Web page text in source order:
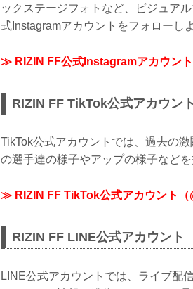
ックステージフォトなど、ビジュア
式Instagramアカウントをフォローし
≫ RIZIN FF公式Instagramアカウント
RIZIN FF TikTok公式アカウント
TikTok公式アカウントでは、過去の
の選手達の様子やアップの様子など
≫ RIZIN FF TikTok公式アカウント（
RIZIN FF LINE公式アカウント
LINE公式アカウントでは、ライブ配